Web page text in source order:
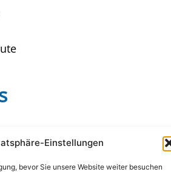
Einstellungen
bevor Sie unsere Website weiter besuchen